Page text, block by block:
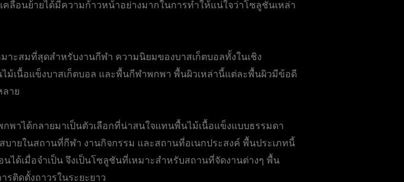
อนย้ายได้มีความก้าวหน้าอย่างมากในการทำให้แน่ใจว่าโซลูชันเหล่า
ะสมที่สุดสำหรับงานกีฬา ความนิยมของบาสเก็ตบอลทั้งในเชิง
เนื้อแข็งบาสเก็ตบอล และพื้นกีฬาพกพา พื้นผิวเหล่านี้แต่ละพื้นผิวมีข้อดี
าย
พาได้กลายมาเป็นตัวเลือกที่น่าสนใจแทนพื้นไม้เนื้อแข็งแบบธรรมดา
ยในสถานที่กีฬา งานกิจกรรม และสถานที่อเนกประสงค์ พื้นประเภทนี้
ได้เมื่อจำเป็น จึงเป็นโซลูชันที่เหมาะสำหรับสถานที่จัดงานต่างๆ พื้น
ติดตั้งถาวรในระยะยาว